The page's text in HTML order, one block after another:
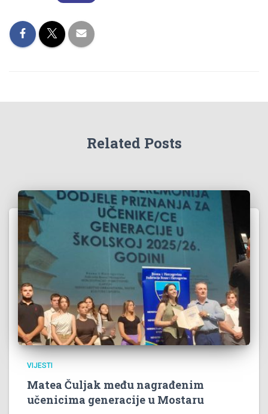
Related Posts
VIJESTI
Matea Čuljak među nagrađenim
učenicima generacije u Mostaru